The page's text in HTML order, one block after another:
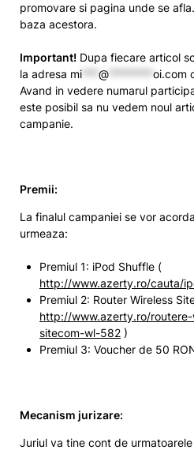
promovare si pagina unde se
baza acestora.
Important! Dupa fiecare articol
la adresa mi @ oi.com
Avand in vedere numarul
este posibil sa nu vedem noul
campanie.
Premii:
La finalul campaniei se vor
urmeaza:
Premiul 1: iPod Shuffle (
http://www.azerty.ro/cauta/
Premiul 2: Router Wireless
http://www.azerty.ro/
sitecom-wl-582 )
Premiul 3: Voucher de 50
Mecanism jurizare:
Juriul va tine cont de